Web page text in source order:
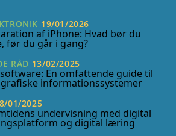
19/01/2026
af iPhone: Hvad bør du
før du går i gang?
RÅD 13/02/2025
En omfattende guide til
informationssystemer
01/2025
undervisning med digital
og digital læring